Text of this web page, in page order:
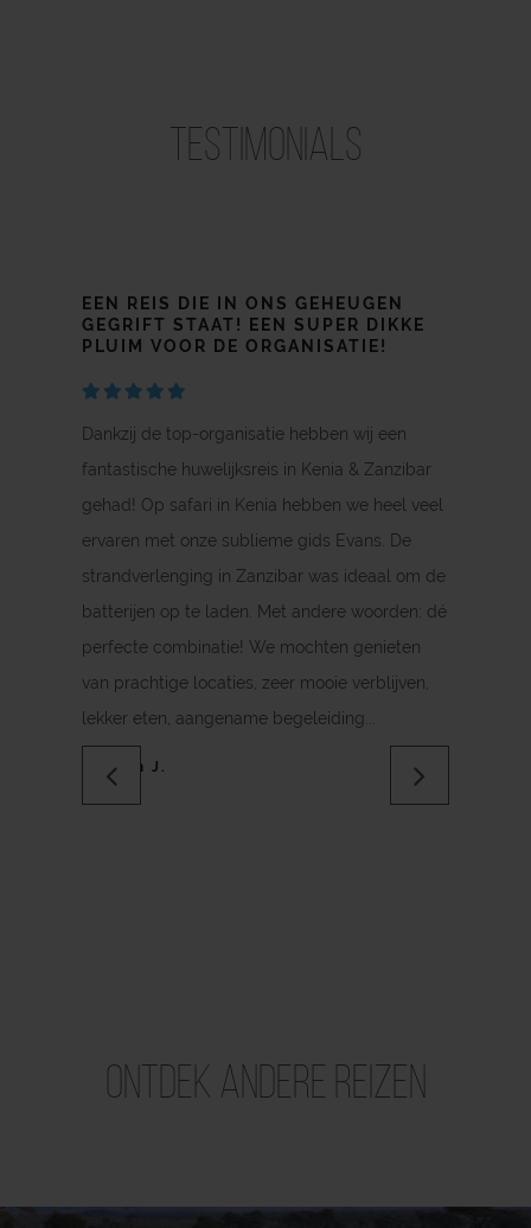
Testimonials
Previous
EEN REIS DIE IN ONS GEHEUGEN
GEGRIFT STAAT! EEN SUPER DIKKE
PLUIM VOOR DE ORGANISATIE!
Dankzij de top-organisatie hebben wij een
fantastische huwelijksreis in Kenia & Zanzibar
gehad! Op safari in Kenia hebben we heel veel
ervaren met onze sublieme gids Evans. De
strandverlenging in Zanzibar was ideaal om de
batterijen op te laden. Met andere woorden: dé
perfecte combinatie! We mochten genieten
van prachtige locaties, zeer mooie verblijven,
lekker eten, aangename begeleiding...
Willem J.
FENOMENAAL!
Next
Ontdek andere reizen